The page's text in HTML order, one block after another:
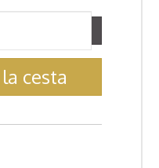
cesta